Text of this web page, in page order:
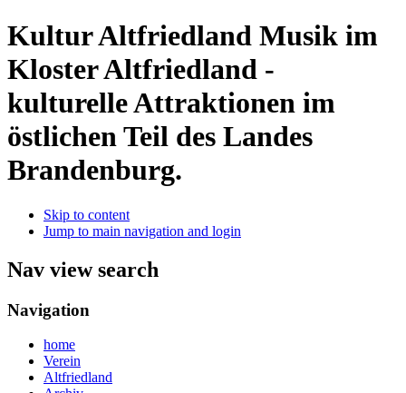
Kultur Altfriedland Musik im
Kloster Altfriedland -
kulturelle Attraktionen im
östlichen Teil des Landes
Brandenburg.
Skip to content
Jump to main navigation and login
Nav view search
Navigation
home
Verein
Altfriedland